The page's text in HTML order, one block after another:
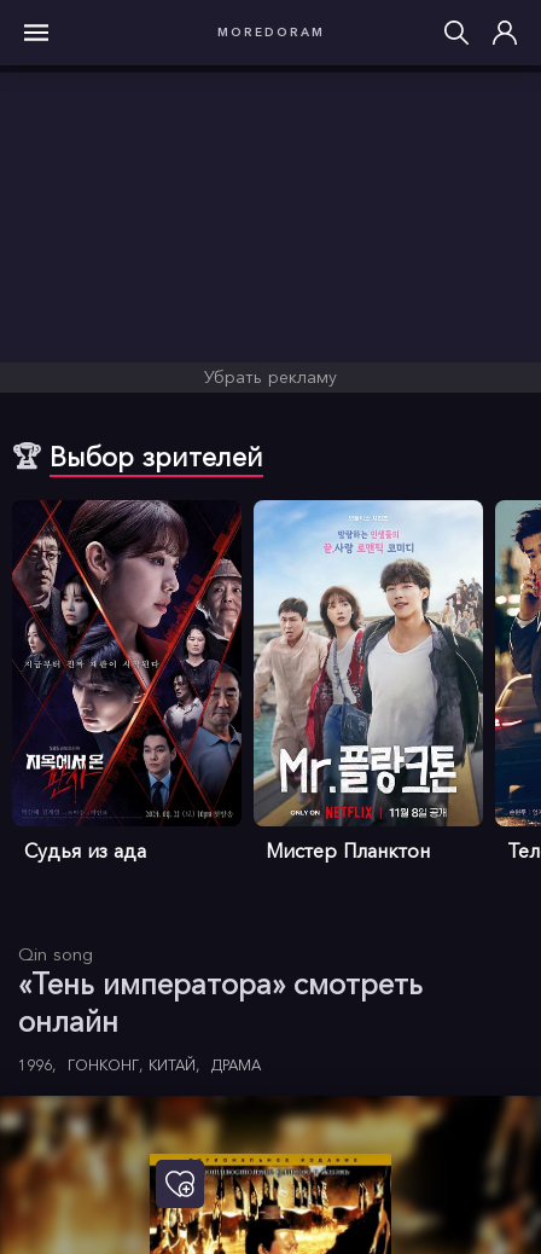
MOREDORAM
Убрать рекламу
🏆 Выбор зрителей
Судья из ада Мистер Планктон
Qin song
«Тень императора» смотреть
онлайн
1996 ГОНКОНГ КИТАЙ ДРАМА